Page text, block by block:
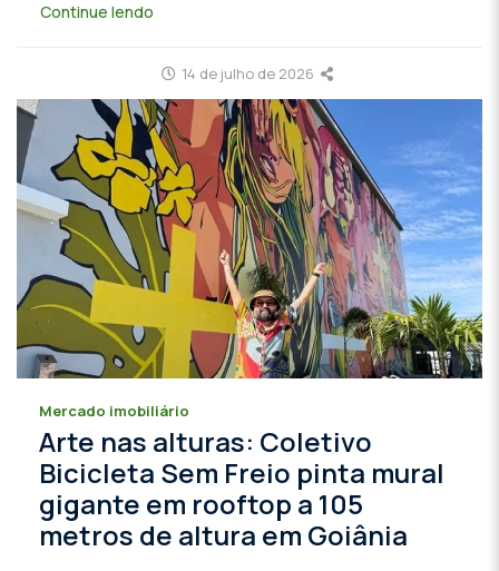
Continue lendo
14 de julho de 2026
Mercado imobiliário
Arte nas alturas: Coletivo
Bicicleta Sem Freio pinta mural
gigante em rooftop a 105
metros de altura em Goiânia